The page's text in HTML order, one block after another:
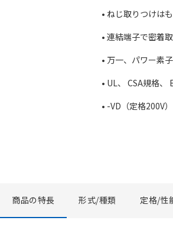
• ねじ取りつけは
• 連結端子で密着
• 万一、パワー素
• UL、 CSA規格、
• -VD（定格200V
商品の特長 形式/種類 定格/性